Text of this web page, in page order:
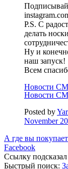
P.S. С
делать
Ну и
наш запуск!
Всем
Новости
Новости
Posted by
November
А где вы
Facebook
Ссылку подсказал
Быстрый поиск: